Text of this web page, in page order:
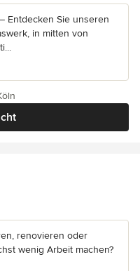
Entdecken Sie unseren
in mitten von
5 Sternen
renovieren oder
wenig Arbeit machen?